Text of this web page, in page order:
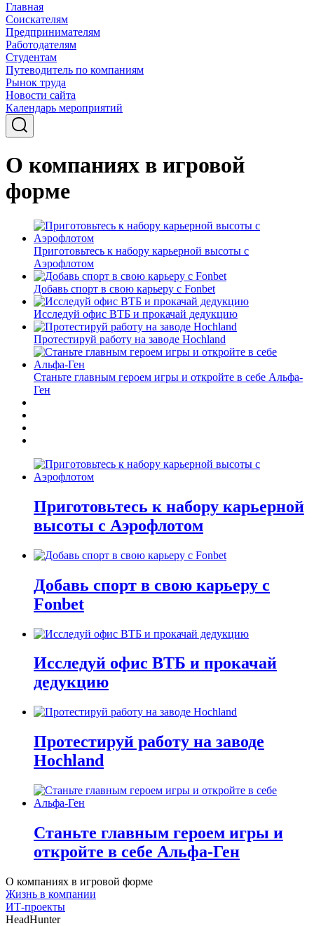
Главная
Соискателям
Предпринимателям
Работодателям
Студентам
Путеводитель по компаниям
Рынок труда
Новости сайта
Календарь мероприятий
О компаниях в игровой
форме
Приготовьтесь к набору карьерной высоты с
Аэрофлотом
Добавь спорт в свою карьеру с Fonbet
Исследуй офис ВТБ и прокачай дедукцию
Протестируй работу на заводе Hochland
Станьте главным героем игры и откройте в себе Альфа-
Ген
Приготовьтесь к набору карьерной
высоты с Аэрофлотом
Добавь спорт в свою карьеру с
Fonbet
Исследуй офис ВТБ и прокачай
дедукцию
Протестируй работу на заводе
Hochland
Станьте главным героем игры и
откройте в себе Альфа-Ген
О компаниях в игровой форме
Жизнь в компании
ИТ-проекты
HeadHunter